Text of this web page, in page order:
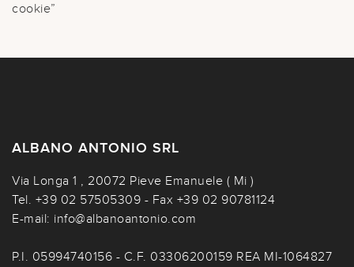
cookie”
ALBANO ANTONIO SRL
Via Longa 1 , 20072 Pieve Emanuele ( Mi )
Tel. +39 02 57505309 - Fax +39 02 90781124
E-mail: info@albanoantonio.com
P.I. 05994740156 - C.F. 03306200159 REA MI-1064827